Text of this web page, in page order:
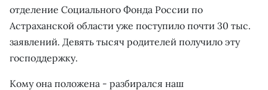
отделение Социального Фонда России по
Астраханской области уже поступило почти 30 тыс.
заявлений. Девять тысяч родителей получило эту
господдержку.
Кому она положена - разбирался наш